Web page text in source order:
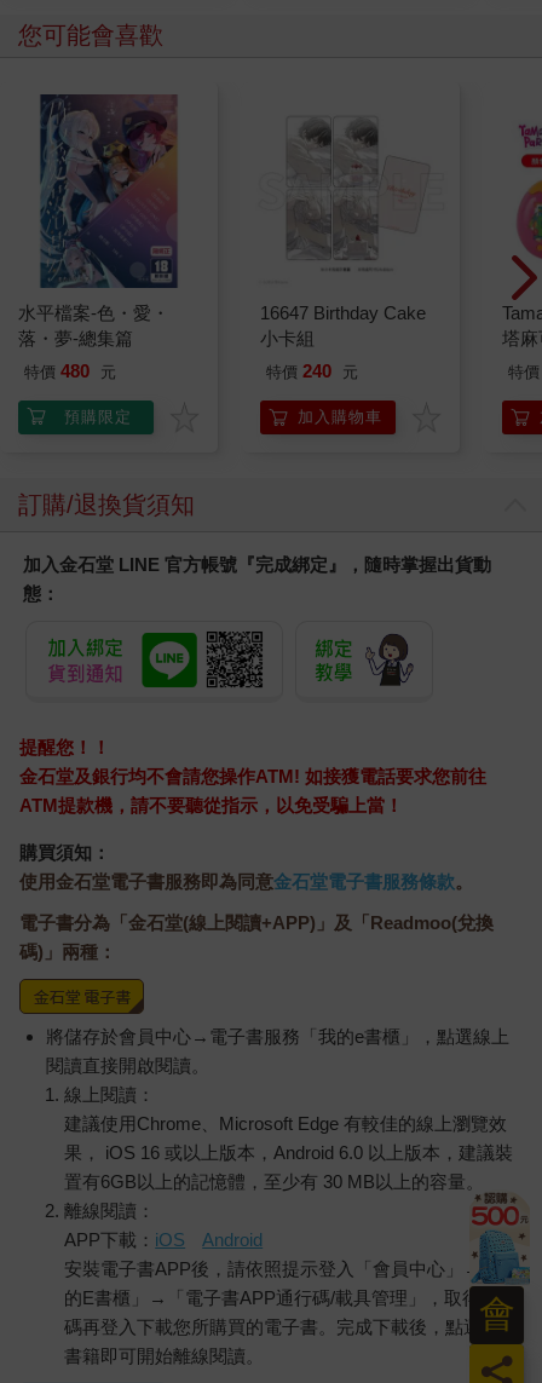
您可能會喜歡
水平檔案-色・愛・
落・夢-總集篇
特價 480 元
預購限定
16647 Birthday Cake
小卡組
特價 240 元
加入購物車
塔
園
特價
訂購/退換貨須知
加入金石堂 LINE 官方帳號『完成綁定』，隨時掌握出貨動
態：
提醒您！！
金石堂及銀行均不會請您操作ATM! 如接獲電話要求您前往
ATM提款機，請不要聽從指示，以免受騙上當！
購買須知：
使用金石堂電子書服務即為同意金石堂電子書服務條款。
電子書分為「金石堂(線上閱讀+APP)」及「Readmoo(兌換
碼)」兩種：
將儲存於會員中心→電子書服務「我的e書櫃」，點選線上
閱讀直接開啟閱讀。
線上閱讀：
建議使用Chrome、Microsoft Edge 有較佳的線上瀏覽效
果， iOS 16 或以上版本，Android 6.0 以上版本，建議裝
置有6GB以上的記憶體，至少有 30 MB以上的容量。
離線閱讀：
APP下載： iOS
Android
安裝電子書APP後，請依照提示登入「會員中心」→「我
的E書櫃」→「電子書APP通行碼/載具管理」，取得通行
碼再登入下載您所購買的電子書。完成下載後，點選任一
書籍即可開始離線閱讀。
員
會